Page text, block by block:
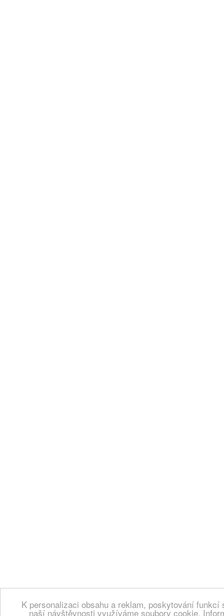
K personalizaci obsahu a reklam, poskytování
naší návštěvnosti využíváme soubory cookie.